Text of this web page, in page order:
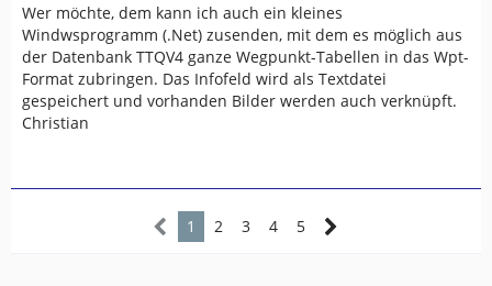
Wer möchte, dem kann ich auch ein kleines
Windwsprogramm (.Net) zusenden, mit dem es möglich aus
der Datenbank TTQV4 ganze Wegpunkt-Tabellen in das Wpt-
Format zubringen. Das Infofeld wird als Textdatei
gespeichert und vorhanden Bilder werden auch verknüpft.
Christian
1 2 3 4 5